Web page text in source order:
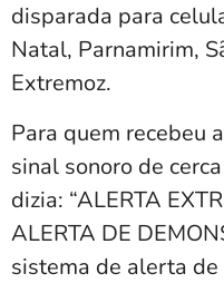
disparada para
Natal, Parnamirim,
Extremoz.
Para quem recebeu
sinal sonoro de
dizia: “ALERTA
ALERTA DE
sistema de alerta